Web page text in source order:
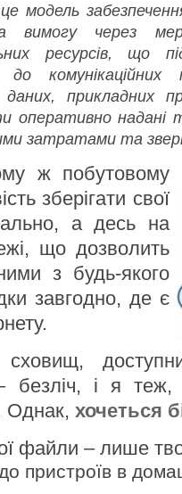
модель
вимогу через
ресурсів, що
до комунікаційних
даних, прикладних
оперативно надані
затратами та
ж побутовому
зберігати свої
а десь на
що дозволить
з будь-якого
завгодно, де є
безліч, і я теж,
Однак, хочеться
файли – лише
пристроїв в